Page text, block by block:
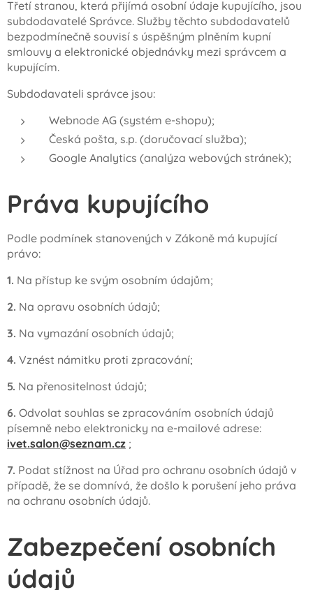
Třetí stranou, která přijímá osobní údaje kupujícího, jsou
subdodavatelé Správce. Služby těchto subdodavatelů
bezpodmínečně souvisí s úspěšným plněním kupní
smlouvy a elektronické objednávky mezi správcem a
kupujícím.
Subdodavateli správce jsou:
Webnode AG (systém e-shopu);
Česká pošta, s.p. (doručovací služba);
Google Analytics (analýza webových stránek);
Práva kupujícího
Podle podmínek stanovených v Zákoně má kupující
právo:
1. Na přístup ke svým osobním údajům;
2. Na opravu osobních údajů;
3. Na vymazání osobních údajů;
4. Vznést námitku proti zpracování;
5. Na přenositelnost údajů;
6. Odvolat souhlas se zpracováním osobních údajů
písemně nebo elektronicky na e-mailové adrese:
ivet.salon@seznam.cz ;
7. Podat stížnost na Úřad pro ochranu osobních údajů v
případě, že se domnívá, že došlo k porušení jeho práva
na ochranu osobních údajů.
Zabezpečení osobních
údajů